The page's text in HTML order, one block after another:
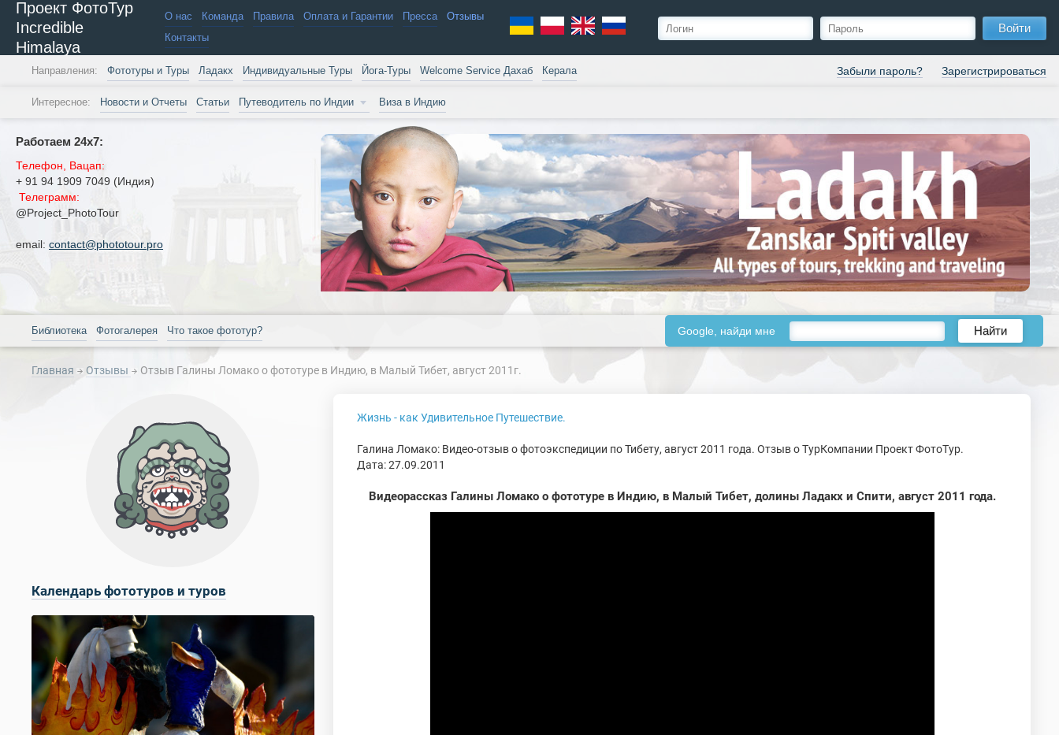
Проект ФотоТур
Incredible
Himalaya
О нас Команда Правила Оплата и Гарантии Пресса
Отзывы
Контакты
Войти
Забыли пароль? Зарегистрироваться
Направления: Фототуры и Туры Ладакх Индивидуальные Туры Йога-Туры Welcome Service Дахаб Керала
Интересное: Новости и Отчеты Статьи Путеводитель по Индии Виза в Индию
Работаем 24х7:
Телефон, Вацап:
+ 91 94 1909 7049 (Индия)
Телеграмм:
@Project_PhotoTour
email: contact@phototour.pro
Библиотека Фотогалерея Что такое фототур? Google, найди мне Найти
Главная Отзывы Отзыв Галины Ломако о фототуре в Индию, в Малый Тибет, август 2011г.
Календарь фототуров и туров
Жизнь - как Удивительное Путешествие.
Галина Ломако: Видео-отзыв о фотоэкспедиции по Тибету, август 2011 года. Отзыв о ТурКомпании Проект ФотоТур.
Дата: 27.09.2011
Видеорассказ Галины Ломако о фототуре в Индию, в Малый Тибет, долины Ладакх и Спити, август 2011 года.